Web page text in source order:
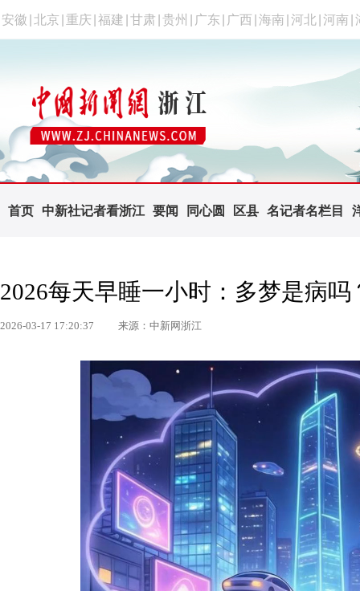
安徽 北京 重庆 福建 甘肃 贵州 广东 广西 海南 河北 河南
首页 中新社记者看浙江 要闻 同心圆 区县 名记者名栏目
2026每天早睡一小时：多梦是病
2026-03-17 17:20:37 来源：中新网浙江